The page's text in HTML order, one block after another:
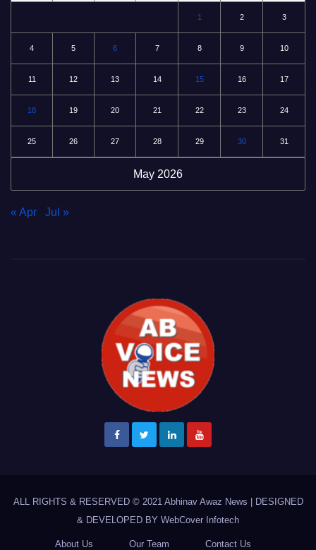
May 2026
1 2 3
4 5 6 7 8 9 10
11 12 13 14 15 16 17
18 19 20 21 22 23 24
25 26 27 28 29 30 31
« Apr Jul »
ALL RIGHTS & RESERVED © 2021 Abhinav Awaz News
DESIGNED
& DEVELOPED BY WebCover Infotech
About Us Our Team Contact Us